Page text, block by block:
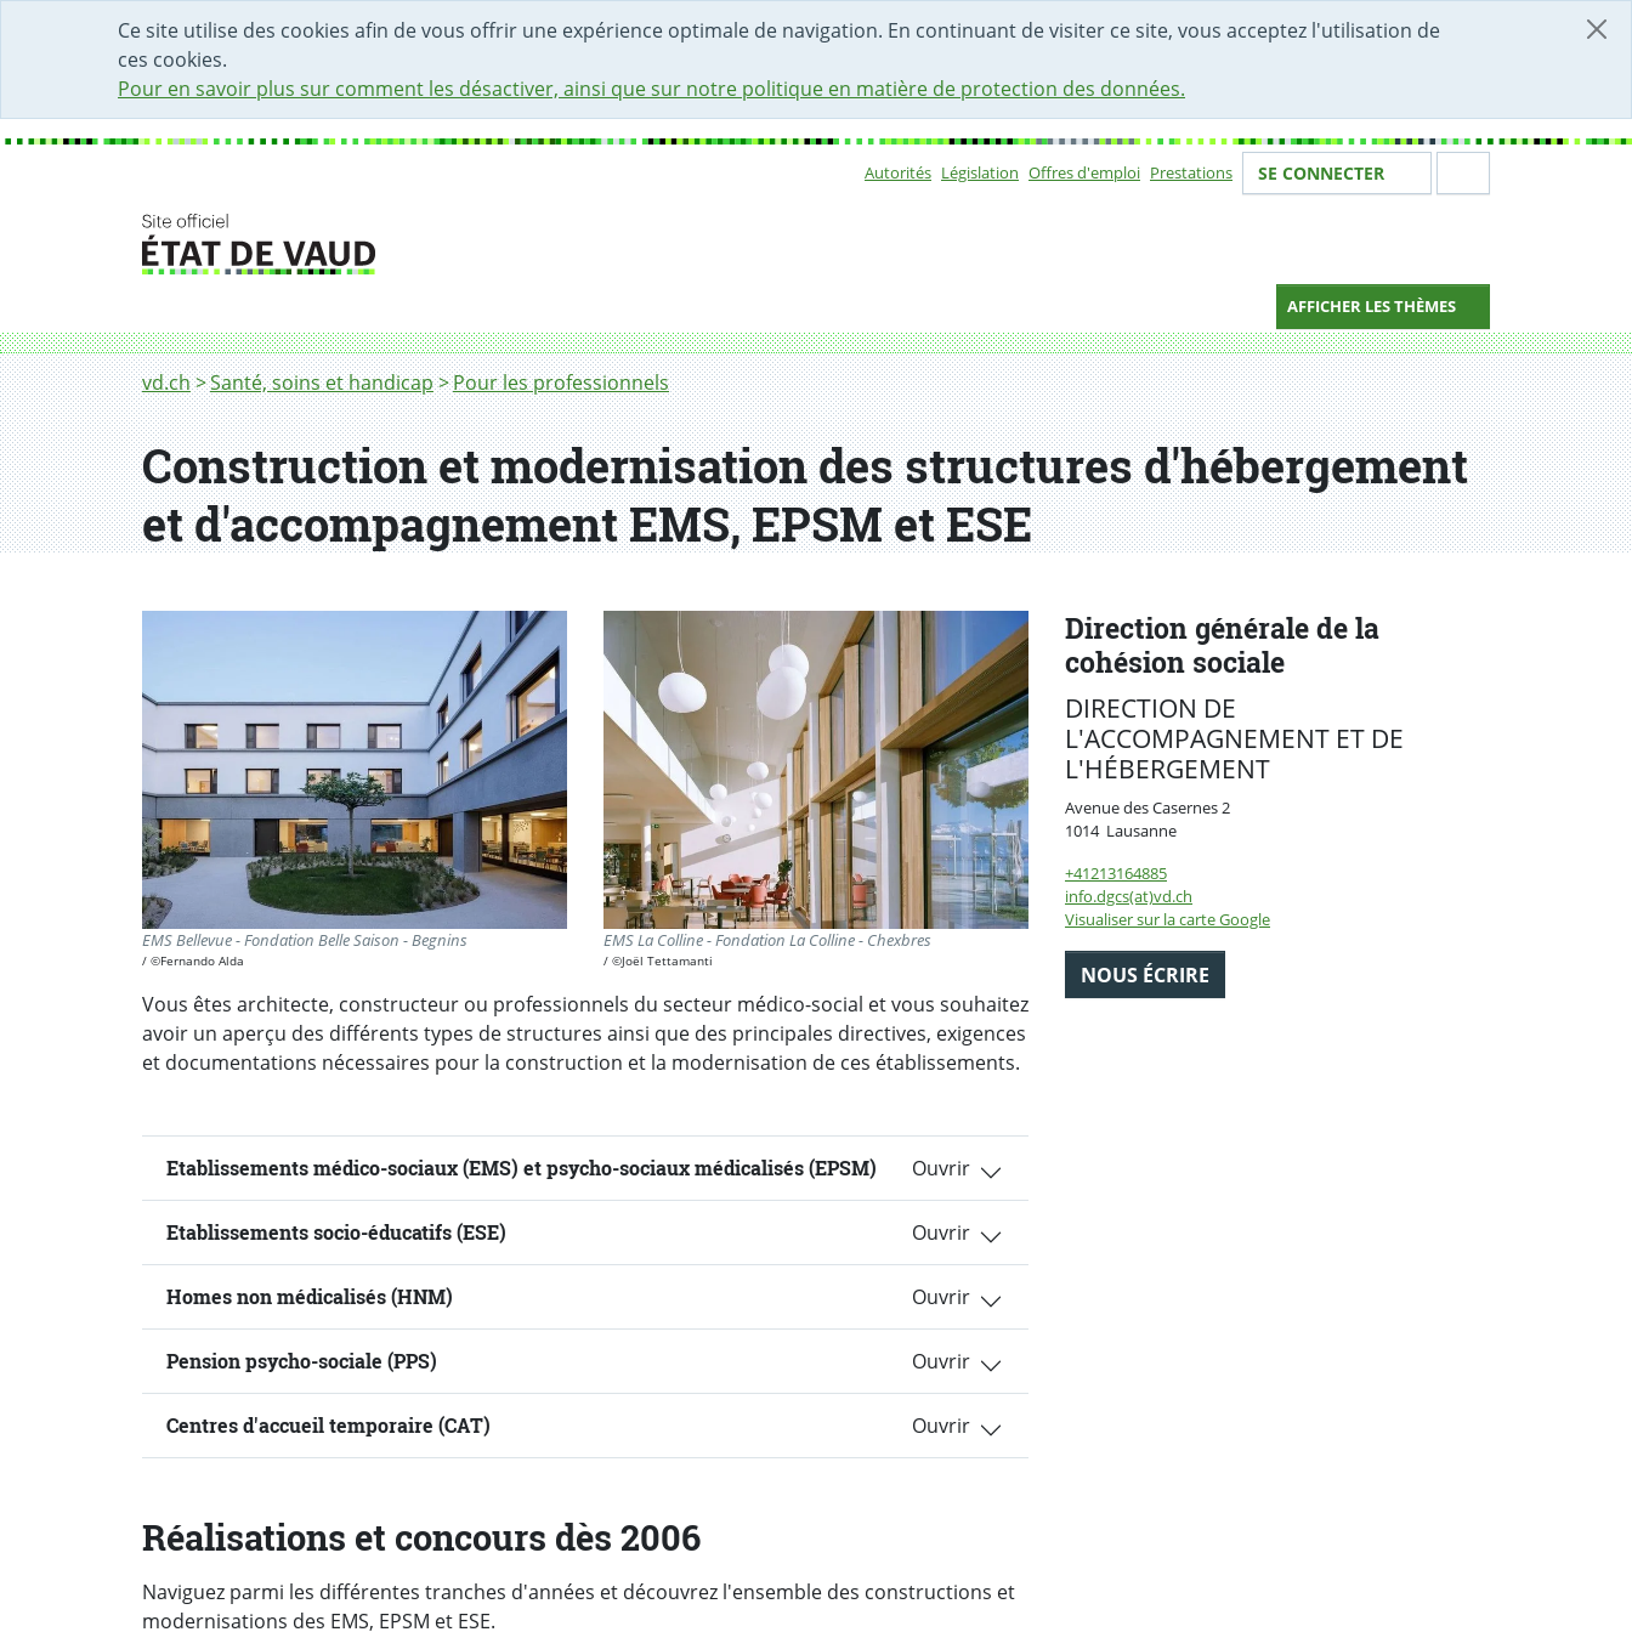
Ce site utilise des cookies afin de vous offrir une expérience optimale de navigation. En continuant de visiter ce site, vous acceptez l'utilisation de
ces cookies.
Pour en savoir plus sur comment les désactiver, ainsi que sur notre politique en matière de protection des données.
DÉBUT DU CONTENU DE LA PAGE
ACCÈS AU CHAMP DE RECHERCHE
PAGE D'ACCUEIL
FORMULAIRE DE CONTACT
Autorités Législation Offres d'emploi Prestations Votre identité
SE CONNECTER
AFFICHER LES THÈMES
Fil d'Ariane
vd.ch Santé, soins et handicap Pour les professionnels
Construction des EMS, EPSM et ESE
Construction et modernisation des structures d'hébergement
et d'accompagnement EMS, EPSM et ESE
EMS Bellevue - Fondation Belle Saison - Begnins
©Fernando Alda
EMS La Colline - Fondation La Colline - Chexbres
©Joël Tettamanti
Vous êtes architecte, constructeur ou professionnels du secteur médico-social et vous souhaitez
avoir un aperçu des différents types de structures ainsi que des principales directives, exigences
et documentations nécessaires pour la construction et la modernisation de ces établissements.
Etablissements médico-sociaux (EMS) et psycho-sociaux médicalisés (EPSM)
Etablissements socio-éducatifs (ESE)
Homes non médicalisés (HNM)
Pension psycho-sociale (PPS)
Centres d'accueil temporaire (CAT)
Réalisations et concours dès 2006
Naviguez parmi les différentes tranches d'années et découvrez l'ensemble des constructions et
modernisations des EMS, EPSM et ESE.
Direction générale de la
cohésion sociale
DIRECTION DE
L'ACCOMPAGNEMENT ET DE
L'HÉBERGEMENT
Avenue des Casernes 2
1014 LausanneSuisse
+41213164885
info.dgcs(at)vd.ch
Visualiser sur la carte Google
NOUS ÉCRIRE